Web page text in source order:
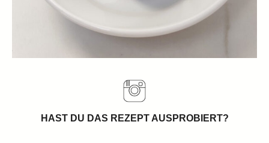
HAST DU DAS REZEPT AUSPROBIERT?